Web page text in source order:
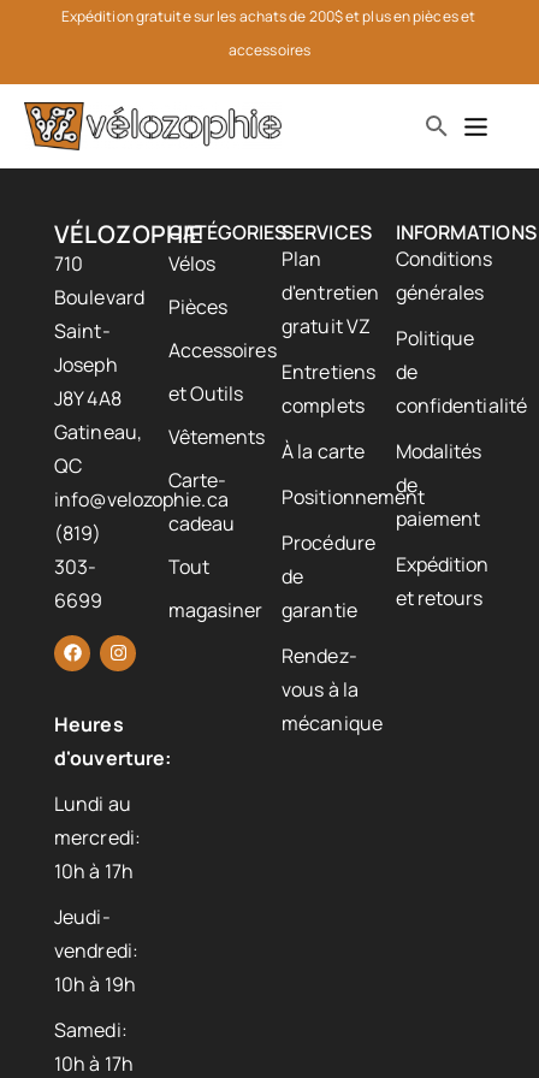
Expédition gratuite sur les achats de 200$ et plus en pièces et
accessoires
VÉLOZOPHIE
710
Boulevard
Saint-
Joseph
J8Y 4A8
Gatineau,
QC
info@velozophie.ca
(819)
303-
6699
Heures
d'ouverture:
Lundi au
mercredi:
10h à 17h
Jeudi-
vendredi:
10h à 19h
Samedi:
10h à 17h
CATÉGORIES
Vélos
Pièces
Accessoires
et Outils
Vêtements
Carte-
cadeau
Tout
magasiner
SERVICES
Plan
d'entretien
gratuit VZ
Entretiens
complets
À la carte
Positionnement
Procédure
de
garantie
Rendez-
vous à la
mécanique
INFORMATIONS
Conditions
générales
Politique
de
confidentialité
Modalités
de
paiement
Expédition
et retours